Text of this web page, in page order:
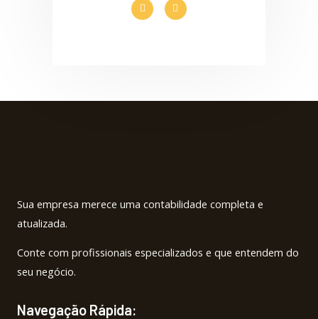
a
c
n
s
Sua empresa merece uma contabilidade completa e
atualizada.
Conte com profissionais especializados e que entendem do
seu negócio.
Navegação Rápida: